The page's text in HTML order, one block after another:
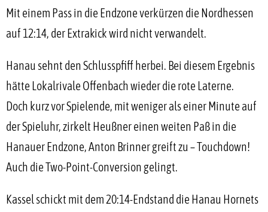
Mit einem Pass in die Endzone verkürzen die Nordhessen
auf 12:14, der Extrakick wird nicht verwandelt.
Hanau sehnt den Schlusspfiff herbei. Bei diesem Ergebnis
hätte Lokalrivale Offenbach wieder die rote Laterne.
Doch kurz vor Spielende, mit weniger als einer Minute auf
der Spieluhr, zirkelt Heußner einen weiten Paß in die
Hanauer Endzone, Anton Brinner greift zu – Touchdown!
Auch die Two-Point-Conversion gelingt.
Kassel schickt mit dem 20:14-Endstand die Hanau Hornets